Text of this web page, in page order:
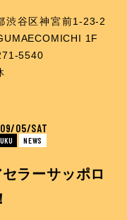
渋谷区神宮前1-23-2
1F
5540
05/SAT
NEWS
セラーサッポロ